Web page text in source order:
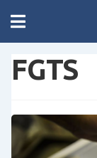
FGTS